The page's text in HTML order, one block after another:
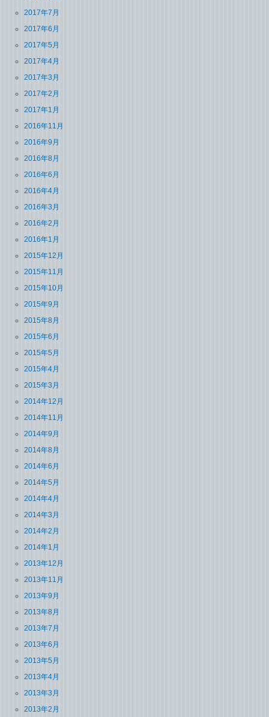
2017年7月
2017年6月
2017年5月
2017年4月
2017年3月
2017年2月
2017年1月
2016年11月
2016年9月
2016年8月
2016年6月
2016年4月
2016年3月
2016年2月
2016年1月
2015年12月
2015年11月
2015年10月
2015年9月
2015年8月
2015年6月
2015年5月
2015年4月
2015年3月
2014年12月
2014年11月
2014年9月
2014年8月
2014年6月
2014年5月
2014年4月
2014年3月
2014年2月
2014年1月
2013年12月
2013年11月
2013年9月
2013年8月
2013年7月
2013年6月
2013年5月
2013年4月
2013年3月
2013年2月